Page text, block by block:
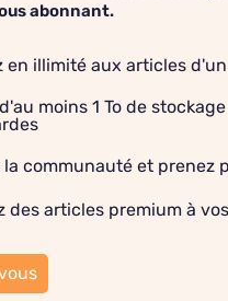
abonnant.
en illimité aux articles
moins 1 To de
la communauté et prenez
des articles premium à